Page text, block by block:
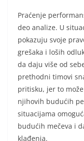
Praćenje
deo analize. U
pokazuju svoje
grešaka i loših
da daju više od
prethodni timovi
pritisku, jer to
njihovih budućih
situacijama
budućih mečeva i
klađenja.